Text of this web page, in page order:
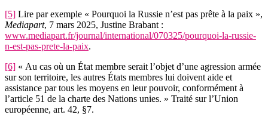
[5] Lire par exemple « Pourquoi la Russie n’est pas prête à la paix »,
Mediapart, 7 mars 2025, Justine Brabant :
www.mediapart.fr/journal/international/070325/pourquoi-la-russie-
n-est-pas-prete-la-paix.
[6] « Au cas où un État membre serait l’objet d’une agression armée
sur son territoire, les autres États membres lui doivent aide et
assistance par tous les moyens en leur pouvoir, conformément à
l’article 51 de la charte des Nations unies. » Traité sur l’Union
européenne, art. 42, §7.